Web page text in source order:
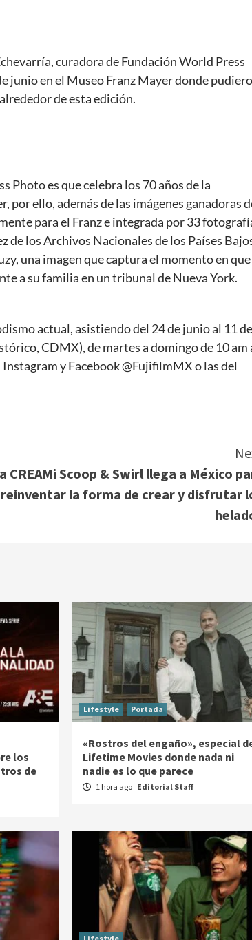
curadora de Fundación World Press
junio en el Museo Franz Mayer donde
de esta edición.
Photo es que celebra los 70 años de la
por ello, además de las imágenes ganadoras
para el Franz e integrada por 33
de los Archivos Nacionales de los Países
una imagen que captura el momento en que
a su familia en un tribunal de Nueva York.
actual, asistiendo del 24 de junio al 11 de
CDMX), de martes a domingo de 10 am
y Facebook @FujifilmMX o las del
CREAMi Scoop & Swirl llega a México
reinventar la forma de crear y disfrutar
los
de
Lifestyle Portada
«Rostros del engaño», especial
Lifetime Movies donde nada ni
nadie es lo que parece
1 hora ago Editorial Staff